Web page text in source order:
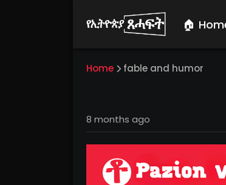
🏠
Home fable and humor
8 months ago